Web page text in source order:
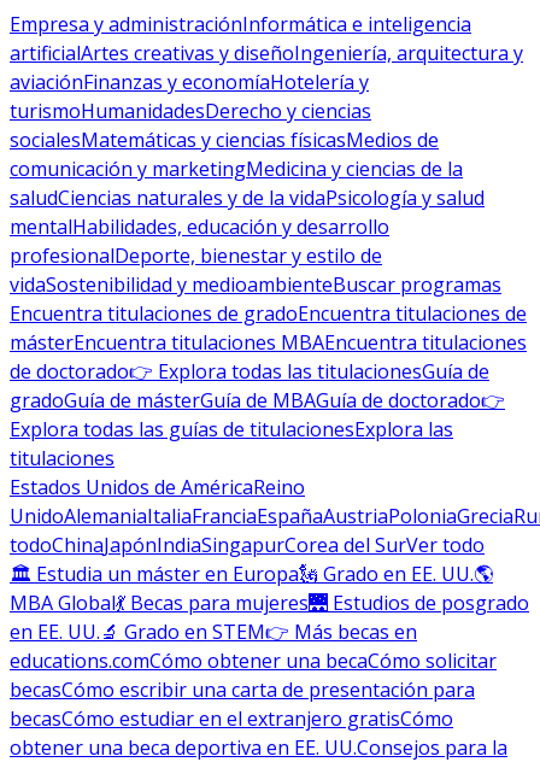
Empresa y administraciónInformática e inteligencia
artificialArtes creativas y diseñoIngeniería, arquitectura y
aviaciónFinanzas y economíaHotelería y
turismoHumanidadesDerecho y ciencias
socialesMatemáticas y ciencias físicasMedios de
comunicación y marketingMedicina y ciencias de la
saludCiencias naturales y de la vidaPsicología y salud
mentalHabilidades, educación y desarrollo
profesionalDeporte, bienestar y estilo de
vidaSostenibilidad y medioambienteBuscar programas
Encuentra titulaciones de gradoEncuentra titulaciones de
másterEncuentra titulaciones MBAEncuentra titulaciones
de doctorado👉 Explora todas las titulacionesGuía de
gradoGuía de másterGuía de MBAGuía de doctorado👉
Explora todas las guías de titulacionesExplora las
titulaciones
Estados Unidos de AméricaReino
UnidoAlemaniaItaliaFranciaEspañaAustriaPoloniaGrecia
todoChinaJapónIndiaSingapurCorea del SurVer todo
🏛 Estudia un máster en Europa🗽 Grado en EE. UU.🌎
MBA Global💃 Becas para mujeres🌉 Estudios de posgrado
en EE. UU.🔬 Grado en STEM👉 Más becas en
educations.comCómo obtener una becaCómo solicitar
becasCómo escribir una carta de presentación para
becasCómo estudiar en el extranjero gratisCómo
obtener una beca deportiva en EE. UU.Consejos para la